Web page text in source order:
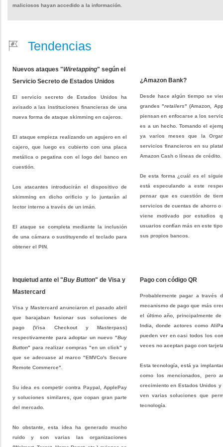
maliciosos hayan accedido a la información.
Tendencias
Nuevos ataques "Wiretapping" según el
Servicio Secreto de Estados Unidos
El servicio secreto de Estados Unidos ha
avisado a las instituciones financieras de una
nueva forma de ataque skimming en cajeros.
El ataque empieza realizando un agujero en el
cajero, que luego es cubierto con una placa
metálica o pegatina con el logo del banco en
cuestión.
Los atacantes introducirán el dispositivo de
skimming en dicho orificio y lo juntarán al
lector interno a través de un imán.
El ataque se completa mediante la inclusión
de una cámara o sustituyendo el teclado para
obtener el PIN.
¿Amazon Bank?
Desde hace algún tiempo se
grandes "retailers" (Amazon,
piensan en enfocarse a los
es a un hecho. Tomando el
ya varios meses que la
servicios financieros en su
Amazon Cash o líneas de crédito.
De esta forma ¿cuál es el
está especulando a este
pensar que es cuestión de
servicios de cuentas de ahorro o
viene motivado por estudios
usuarios confían más en este
sus propios bancos.
Inquietud ante el "Buy Button" de Visa y
Mastercard
Visa y Mastercard anunciaron el pasado abril
que barajaban fusionar sus soluciones de
pago (Visa Checkout y Masterpass)
respectivamente para adoptar un nuevo "Buy
Button" para realizar compras "en un click" y
que se adecuase al marco "EMVCo's Secure
Remote Commerce".
Su idea es competir contra Paypal, ApplePay
y soluciones similares, que copan gran parte
del mercado.
No obstante, esta idea ha generado mucho
ruido y son varias las organizaciones
Pago con código QR
Probablemente pagar a través
mecanismo de pago que más
el último año, principalmente
India, donde actores como
pueden ver en casi todos los
veces no aceptan pago con
Esta tecnología, está ya
como los mencionados, pero
crecimiento en Estados Unidos y
ven varias soluciones que
tecnología.